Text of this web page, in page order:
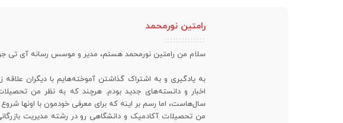
رامتین نورمحمد
سلام من رامتین نورمحمد هستم، مدیر و موسس رسانه آی تی
به یادگیری و به اشتراک گذاشتن آموخته‌هایم با دیگران
اخبار و دانسته‌های جدید بودم. هرچند که به نظر من
سال‌هاست، اما رسم بر اینه که برای معرفی خودمون با اونها
من تحصیلات آکادمیک و دانشگاهی رو در رشته مدیریت